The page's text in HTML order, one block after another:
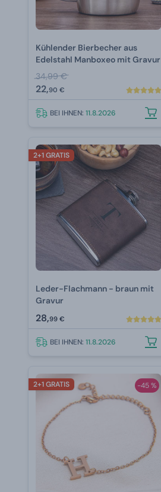
Kühlender Bierbecher aus
Edelstahl Manboxeo mit Gravur
34,99 €
22,90 €
BEI IHNEN: 11.8.2026
2+1 GRATIS
Leder-Flachmann - braun mit
Gravur
28,99 €
BEI IHNEN: 11.8.2026
-45 %
2+1 GRATIS